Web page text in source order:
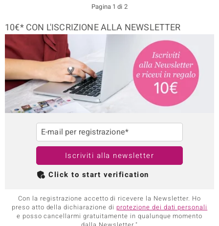
Pagina 1 di 2
10€* CON L'ISCRIZIONE ALLA NEWSLETTER
E-mail per registrazione*
Iscriviti alla newsletter
Click to start verification
Con la registrazione accetto di ricevere la Newsletter. Ho
preso atto della dichiarazione di protezione dei dati personali
e posso cancellarmi gratuitamente in qualunque momento